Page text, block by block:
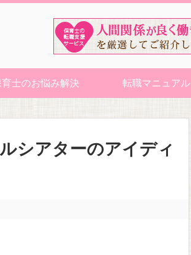
育士のお悩み解決 転職マニュアル
シアターのアイディ